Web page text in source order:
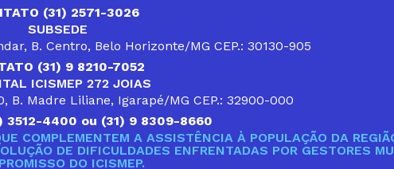
(31) 2571-3026
SUBSEDE
B. Centro, Belo Horizonte/MG CEP.: 30130-905
(31) 9 8210-7052
ICISMEP 272 JOIAS
B. Madre Liliane, Igarapé/MG CEP.: 32900-000
3512-4400 ou (31) 9 8309-8660
COMPLEMENTEM A ASSISTÊNCIA À POPULAÇÃO DA
DE DIFICULDADES ENFRENTADAS POR GESTORES
DO ICISMEP.